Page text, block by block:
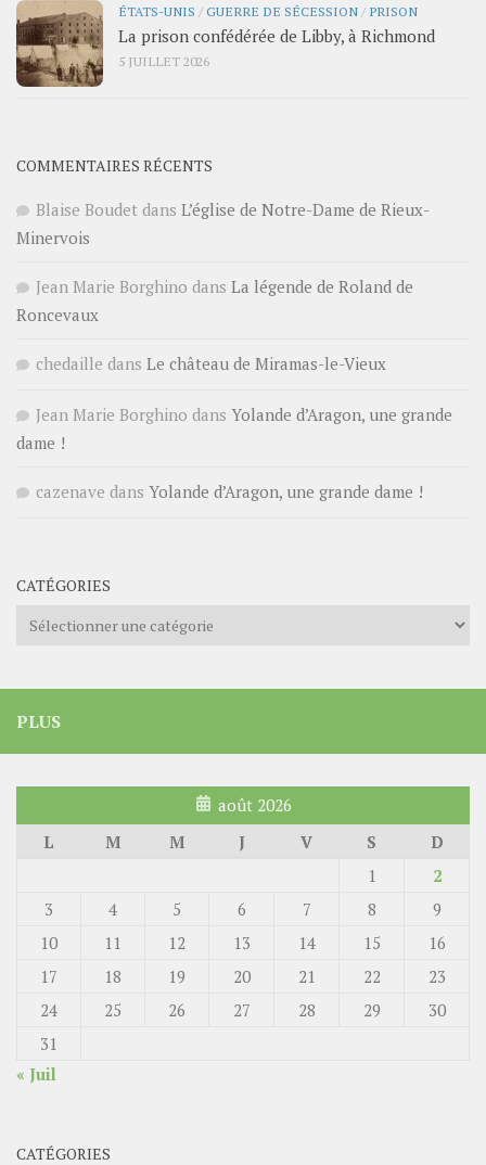
ÉTATS-UNIS /GUERRE DE SÉCESSION / PRISON
La prison confédérée de Libby, à Richmond
5 JUILLET 2026
COMMENTAIRES RÉCENTS
Blaise Boudet dans L’église de Notre-Dame de Rieux-
Minervois
Jean Marie Borghino dans La légende de Roland de
Roncevaux
chedaille dans Le château de Miramas-le-Vieux
Jean Marie Borghino dans Yolande d’Aragon, une grande
dame !
cazenave dans Yolande d’Aragon, une grande dame !
CATÉGORIES
Catégories
PLUS
août 2026
L
M M J V S
D
1
2
3
4 5 6 7 8
9
10
11 12 13 14 15
16
17
18 19 20 21 22
23
24
25 26 27 28 29
30
31
« Juil
CATÉGORIES